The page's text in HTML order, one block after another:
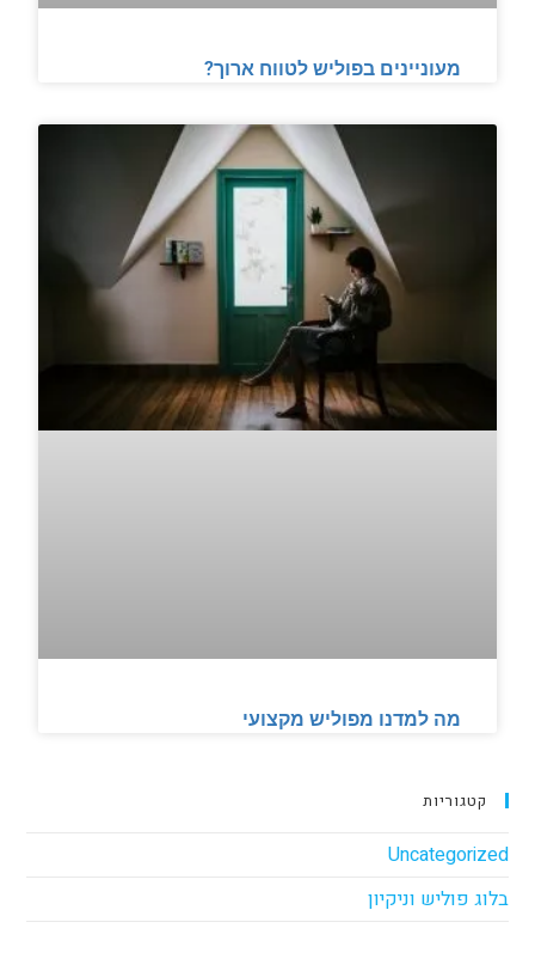
מעוניינים בפוליש לטווח ארוך?
מה למדנו מפוליש מקצועי
קטגוריות
Uncategorized
בלוג פוליש וניקיון